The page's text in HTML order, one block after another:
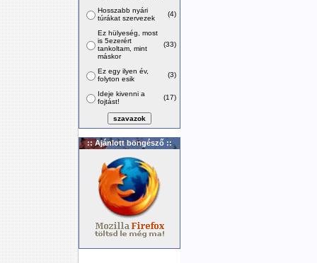
Hosszabb nyári
túrákat szervezek
(4)
Ez hülyeség, most
is 5ezerért
tankoltam, mint
máskor
(33)
Ez egy ilyen év,
folyton esik
(3)
Ideje kivenni a
fojtást!
(17)
:: Ajánlott böngésző ::